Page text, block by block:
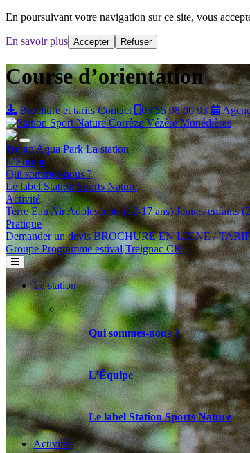
En poursuivant votre navigation sur ce site, vous
En savoir plus Accepter Refuser
Course d’orientation
Brochure et tarifsContact 05 55 98 00 93
Treign'Aqua ParkLa station
L’Équipe
Qui sommes-nous ?
Le label Station Sports Nature
Activité
Terre Eau AirAdolescents (12-17 ans) Jeunes enfants
Pratique
Demander un devisBROCHURE EN LIGNE /
GroupeProgramme estival Treignac CK
La station
Qui sommes-nous ?
L’Équipe
Le label Station Sports Nature
Activités